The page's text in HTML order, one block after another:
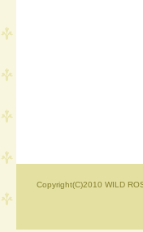
Copyright(C)2010 WILD